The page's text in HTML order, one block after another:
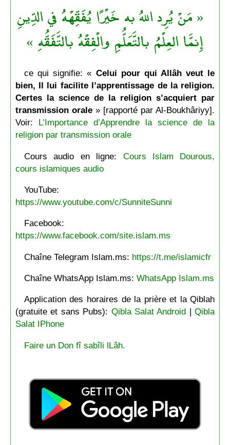
« مَنْ يُرِد اللهُ به خَيْرًا يُفَقِّهْهُ في الدِّينِ
إِنمَّا العِلْمُ بالتَّعَلُّمِ والْفِقْهُ بالتَّفَقُّهِ »
ce qui signifie: « Celui pour qui Allâh veut le
bien, Il lui facilite l’apprentissage de la religion.
Certes la science de la religion s’acquiert par
transmission orale» [rapporté par Al-Boukhâriyy].
Voir: L’Importance d’Apprendre la science de la
religion par transmission orale
Cours audio en ligne: Cours Islam Dourous,
cours islamiques audio
YouTube:
https://www.youtube.com/c/SunniteSunni
Facebook:
https://www.facebook.com/site.islam.ms
Chaîne Telegram Islam.ms: https://t.me/islamicfr
Chaîne WhatsApp Islam.ms: WhatsApp Islam.ms
Application des horaires de la prière et la Qiblah
(gratuite et sans Pubs): Qibla Salat Android |Qibla
Salat IPhone
Faire un Don fî sabîli lLâh.